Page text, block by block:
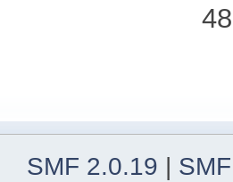
SMF 2.0.19